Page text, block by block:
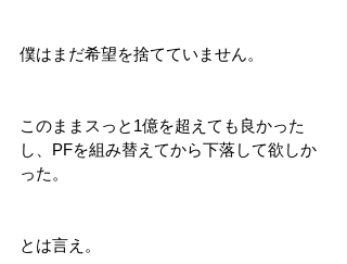
僕はまだ希望を捨てていません。
このままスっと1億を超えても良かった
し、PFを組み替えてから下落して欲しか
った。
とは言え。